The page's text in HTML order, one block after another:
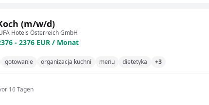
(m/w/d)
Hotels Österreich GmbH
- 2376 EUR / Monat
gotowanie organizacja kuchni menu dietetyka +3
16 Tagen